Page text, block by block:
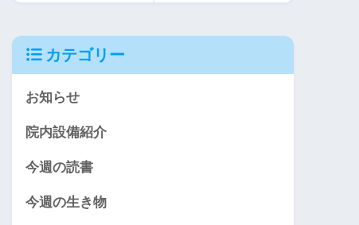
カテゴリー
お知らせ
院内設備紹介
今週の読書
今週の生き物